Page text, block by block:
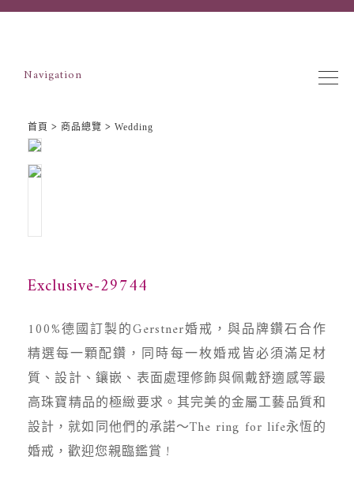
Navigation
首頁 > 商品總覽 > Wedding
Exclusive-29744
100%德國訂製的Gerstner婚戒，與品牌鑽石合作
精選每一顆配鑽，同時每一枚婚戒皆必須滿足材
質、設計、鑲嵌、表面處理修飾與佩戴舒適感等最
高珠寶精品的極緻要求。其完美的金屬工藝品質和
設計，就如同他們的承諾～The ring for life永恆的
婚戒，歡迎您親臨鑑賞 !